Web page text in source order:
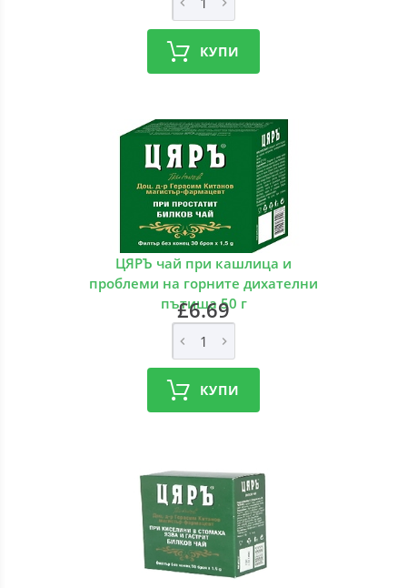
КУПИ
ЦЯРЪ чай при кашлица и
проблеми на горните дихателни
пътища 50 г
£6.69
КУПИ